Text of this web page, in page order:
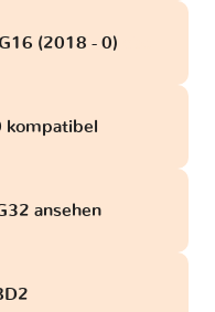
(2018 - 0)
kompatibel
ansehen